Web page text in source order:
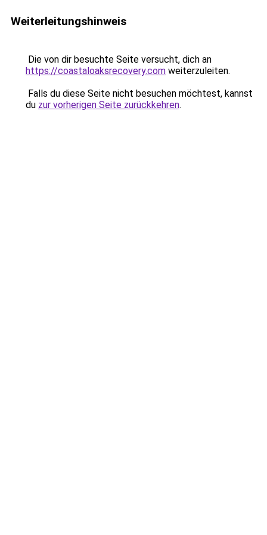
Weiterleitungshinweis
Die von dir besuchte Seite versucht, dich an
https://coastaloaksrecovery.com weiterzuleiten.
Falls du diese Seite nicht besuchen möchtest, kannst
du zur vorherigen Seite zurückkehren.